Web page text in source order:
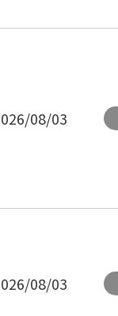
08/03
08/03